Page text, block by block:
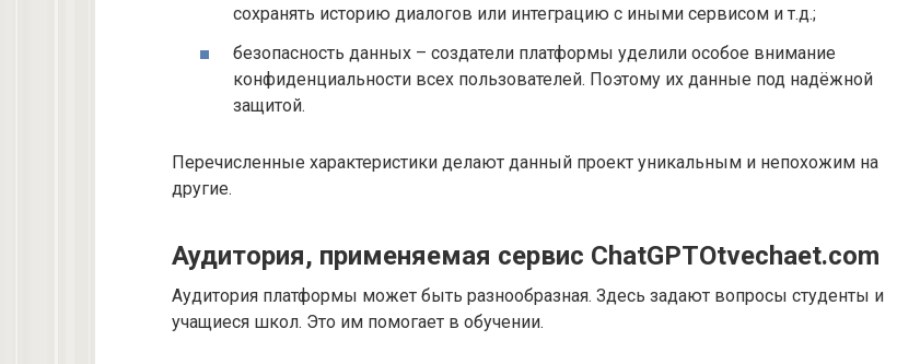
сохранять историю диалогов или интеграцию с иными сервисом и т.д.;
безопасность данных – создатели платформы уделили особое внимание
конфиденциальности всех пользователей. Поэтому их данные под надёжной
защитой.
Перечисленные характеристики делают данный проект уникальным и непохожим на
другие.
Аудитория, применяемая сервис ChatGPTOtvechaet.com
Аудитория платформы может быть разнообразная. Здесь задают вопросы студенты и
учащиеся школ. Это им помогает в обучении.